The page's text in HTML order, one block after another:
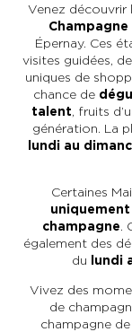
Venez découvrir
Champagne
Épernay. Ces
visites guidées,
uniques de
chance de
talent, fruits
génération. La
lundi au
Certaines
champagne.
également des
du
lundi
Vivez des
de
champagne